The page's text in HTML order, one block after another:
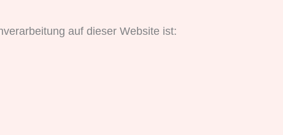
auf dieser Website ist: